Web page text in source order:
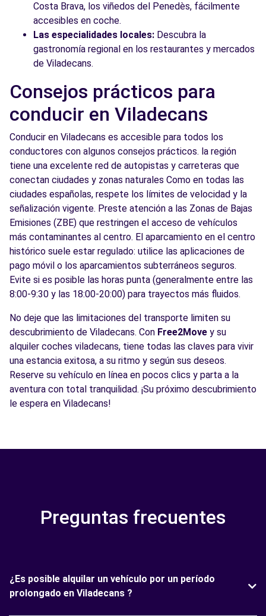
Costa Brava, los viñedos del Penedès, fácilmente
accesibles en coche.
Las especialidades locales: Descubra la
gastronomía regional en los restaurantes y mercados
de Viladecans.
Consejos prácticos para
conducir en Viladecans
Conducir en Viladecans es accesible para todos los
conductores con algunos consejos prácticos. la región
tiene una excelente red de autopistas y carreteras que
conectan ciudades y zonas naturales Como en todas las
ciudades españolas, respete los límites de velocidad y la
señalización vigente. Preste atención a las Zonas de Bajas
Emisiones (ZBE) que restringen el acceso de vehículos
más contaminantes al centro. El aparcamiento en el centro
histórico suele estar regulado: utilice las aplicaciones de
pago móvil o los aparcamientos subterráneos seguros.
Evite si es posible las horas punta (generalmente entre las
8:00-9:30 y las 18:00-20:00) para trayectos más fluidos.
No deje que las limitaciones del transporte limiten su
descubrimiento de Viladecans. Con Free2Move y su
alquiler coches viladecans, tiene todas las claves para vivir
una estancia exitosa, a su ritmo y según sus deseos.
Reserve su vehículo en línea en pocos clics y parta a la
aventura con total tranquilidad. ¡Su próximo descubrimiento
le espera en Viladecans!
Preguntas frecuentes
¿Es posible alquilar un vehículo por un período
prolongado en Viladecans ?